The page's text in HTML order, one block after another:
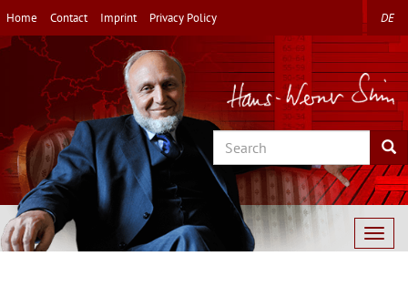
Skip
to
main
Home Contact Imprint Privacy Policy DE
Search